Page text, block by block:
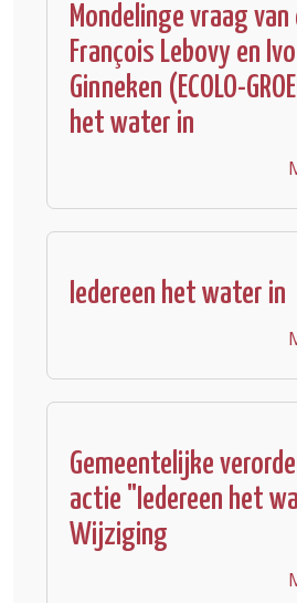
Mondelinge vraag van
François Lebovy en
Ginneken (ECOLO-
het water in
Iedereen het water in
Gemeentelijke
actie "Iedereen het
Wijziging